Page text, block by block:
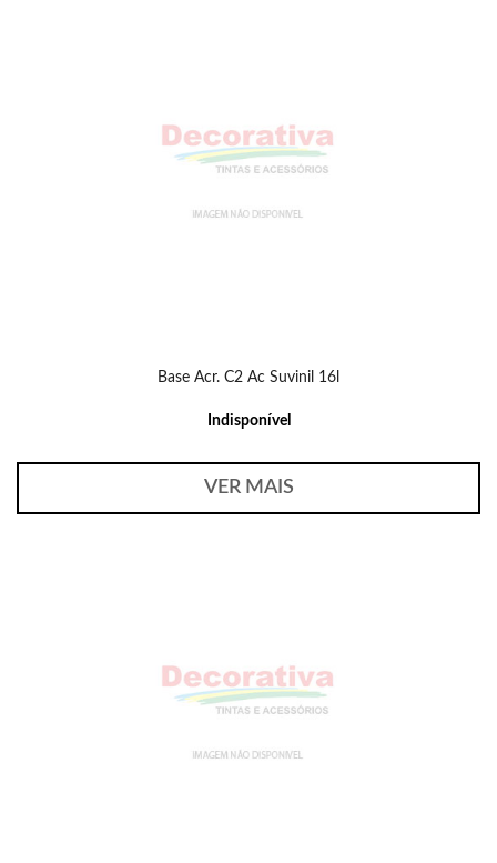
Base Acr. C2 Ac Suvinil 16l
Indisponível
VER MAIS